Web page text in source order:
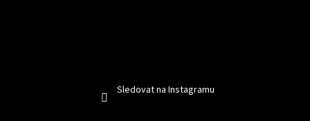
Sledovat na Instagramu